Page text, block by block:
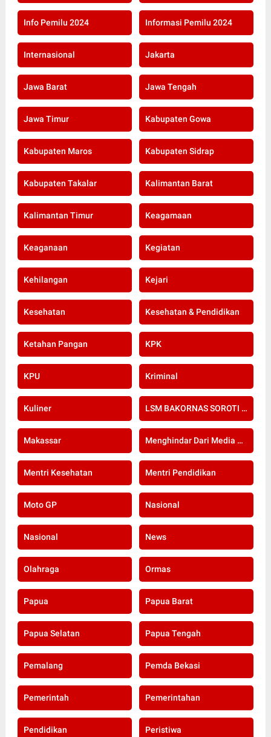
Info Pemilu 2024 Informasi Pemilu 2024
Internasional Jakarta
Jawa Barat Jawa Tengah
Jawa Timur Kabupaten Gowa
Kabupaten Maros Kabupaten Sidrap
Kabupaten Takalar Kalimantan Barat
Kalimantan Timur Keagamaan
Keaganaan Kegiatan
Kehilangan Kejari
Kesehatan Kesehatan & Pendidikan
Ketahan Pangan KPK
KPU Kriminal
Kuliner LSM BAKORNAS SOROTI RE-SERTIFIKASI KOMPETENSI APOTEKER YANG DI SELENGGARAKAN OLEH KOLEGIUM FARMASI
Makassar Menghindar Dari Media Setelah Terbongkar Kasus Dugaan Gratifikasi Komisioner KPU Kota Bogor
Mentri Kesehatan Mentri Pendidikan
Moto GP Nasional
Nasional News
Olahraga Ormas
Papua Papua Barat
Papua Selatan Papua Tengah
Pemalang Pemda Bekasi
Pemerintah Pemerintahan
Pendidikan Peristiwa